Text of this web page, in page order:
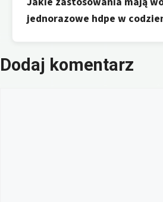
jednorazowe hdpe w
Dodaj komentarz